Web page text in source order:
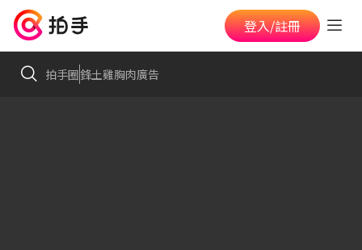
登入/註冊
拍手圈鋒土雞胸肉廣告